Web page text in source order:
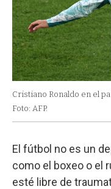
Cristiano Ronaldo en el
Foto: AFP.
El fútbol no es un
como el boxeo o el
esté libre de